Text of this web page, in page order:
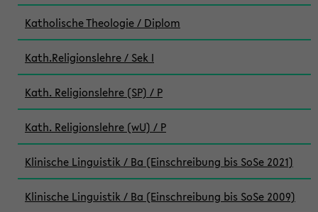
Katholische Theologie / Diplom
Kath.Religionslehre / Sek I
Kath. Religionslehre (SP) / P
Kath. Religionslehre (wU) / P
Klinische Linguistik / Ba (Einschreibung bis SoSe 2021)
Klinische Linguistik / Ba (Einschreibung bis SoSe 2009)